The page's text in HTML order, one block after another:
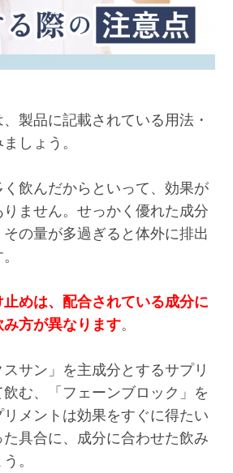
製品に記載されている用法・
しょう。
飲んだからといって、効果が
ません。せっかく優れた成分
の量が多過ぎると体外に排出
めは、配合されている成分に
方が異なります。
スサン」を主成分とするサプリ
飲む、「フェーンブロック」を
メントは効果をすぐに得たい
具合に、成分に合わせた飲み
。